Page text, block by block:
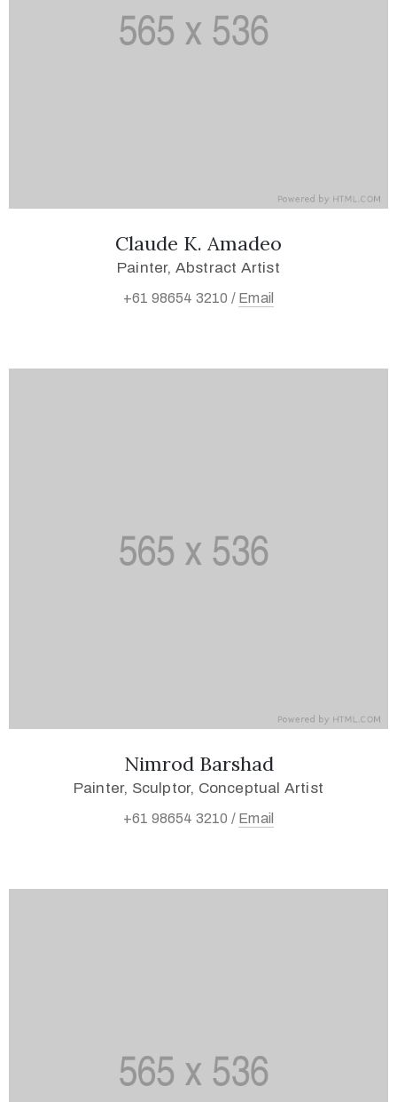
Claude K. Amadeo
Painter, Abstract Artist
+61 98654 3210 / Email
Nimrod Barshad
Painter, Sculptor, Conceptual Artist
+61 98654 3210 / Email